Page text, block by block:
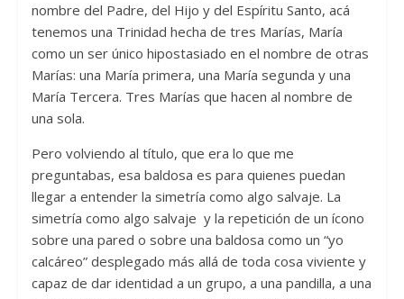
nombre del Padre, del Hijo y del Espíritu Santo, acá
tenemos una Trinidad hecha de tres Marías, María
como un ser único hipostasiado en el nombre de otras
Marías: una María primera, una María segunda y una
María Tercera. Tres Marías que hacen al nombre de
una sola.
Pero volviendo al título, que era lo que me
preguntabas, esa baldosa es para quienes puedan
llegar a entender la simetría como algo salvaje. La
simetría como algo salvaje y la repetición de un ícono
sobre una pared o sobre una baldosa como un “yo
calcáreo” desplegado más allá de toda cosa viviente y
capaz de dar identidad a un grupo, a una pandilla, a una